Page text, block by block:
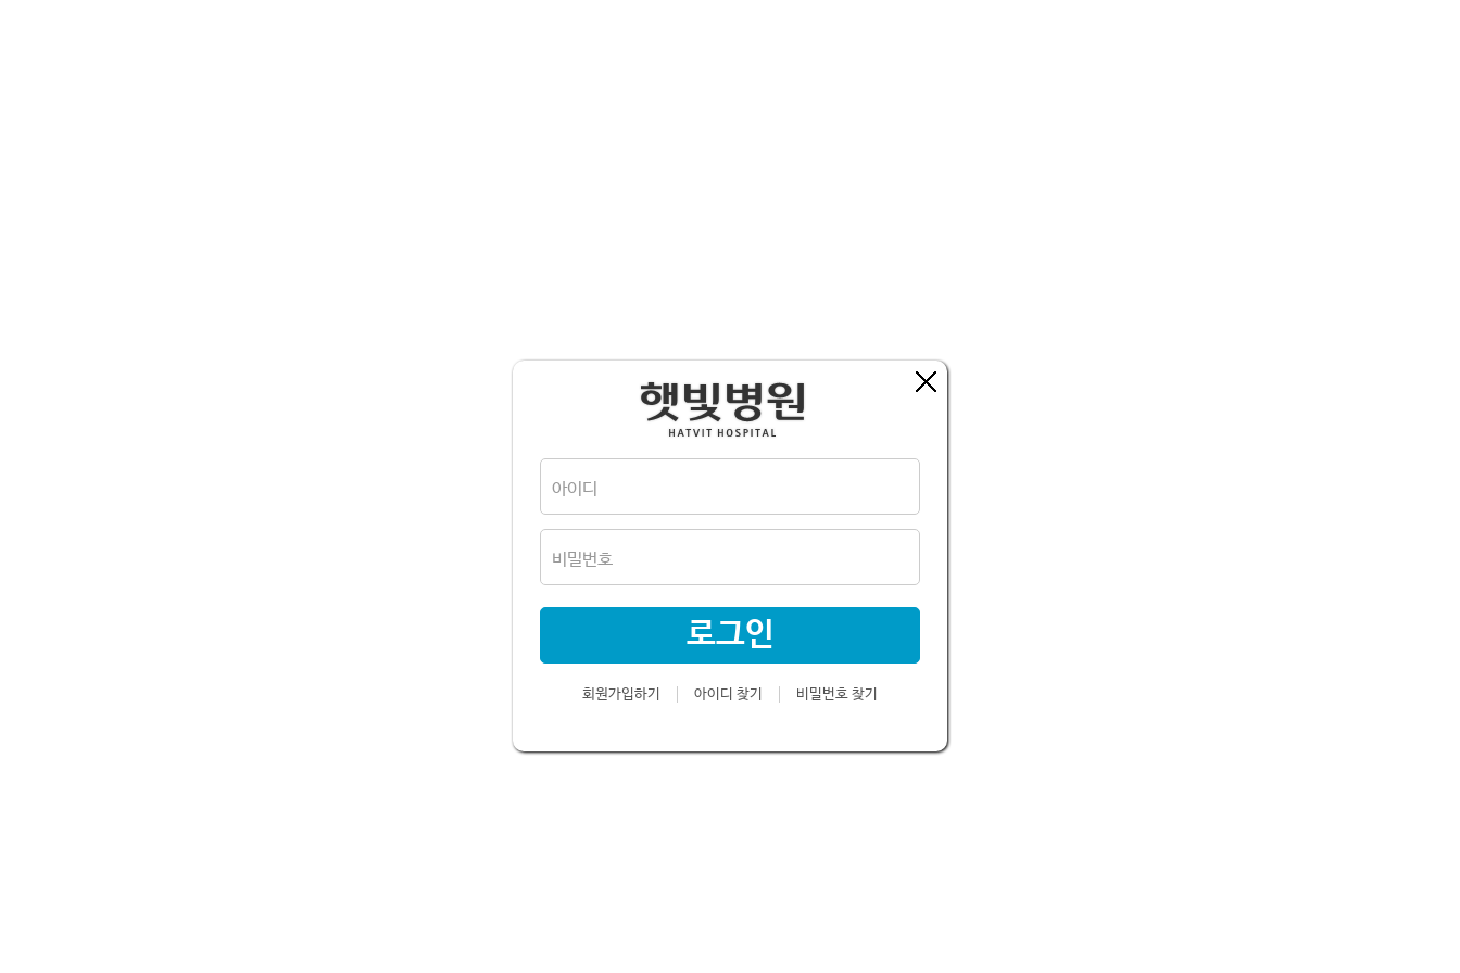
로그인
회원가입하기 아이디 찾기 비밀번호 찾기